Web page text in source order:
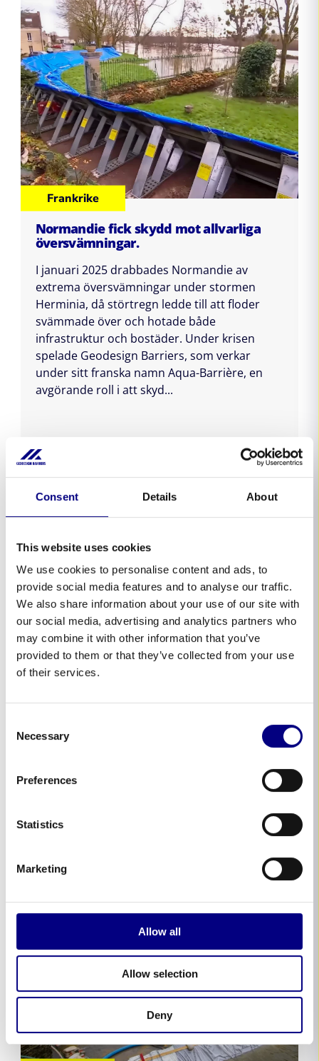
Consent Details About
This website uses cookies
We use cookies to personalise content and ads, to
provide social media features and to analyse our traffic.
We also share information about your use of our site with
our social media, advertising and analytics partners who
may combine it with other information that you’ve
provided to them or that they’ve collected from your use
of their services.
Selection
Necessary
Preferences
Statistics
Marketing
Allow all
Allow selection
Deny
Frankrike
Normandie fick skydd mot allvarliga
översvämningar.
I januari 2025 drabbades Normandie av
extrema översvämningar under stormen
Herminia, då störtregn ledde till att floder
svämmade över och hotade både
infrastruktur och bostäder. Under krisen
spelade Geodesign Barriers, som verkar
under sitt franska namn Aqua-Barrière, en
avgörande roll i att skyd...
USA
ASML stärker Silicon Valley-
anläggningens skydd mot 500-
I november 2024 skyddade ASML proaktivt sin
500-årsöversvämningar genom att installera
FM-godkända översvämningsbarriärer och
flodmätare.